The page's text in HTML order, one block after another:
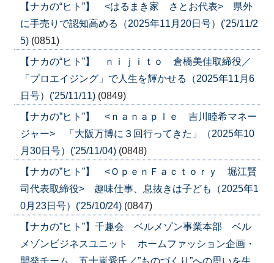
【ナカの“ヒト”】 <はるまき家 さとお代表> 県外
に手売りで認知高める（2025年11月20日号）('25/11/2
5) (0851)
【ナカの“ヒト”】 ｎｉｊｉｔｏ 倉橋美佳取締役／
「プロエイジング」で人生を輝かせる（2025年11月6
日号）('25/11/11) (0849)
【ナカの”ヒト”】 <ｎａｎａｐｌｅ 吉川睦希マネー
ジャー> 「大阪万博に３回行ってきた」（2025年10
月30日号）('25/11/04) (0848)
【ナカの”ヒト”】 <ＯｐｅｎＦａｃｔｏｒｙ 堀江賢
司代表取締役> 趣味仕事、息抜きは子ども（2025年1
0月23日号）('25/10/24) (0847)
【ナカの”ヒト”】千趣会 ベルメゾン事業本部 ベル
メゾンビジネスユニット ホームファッション企画・
開発チーム 五十嵐愛氏／”ものづくり”への思いを生